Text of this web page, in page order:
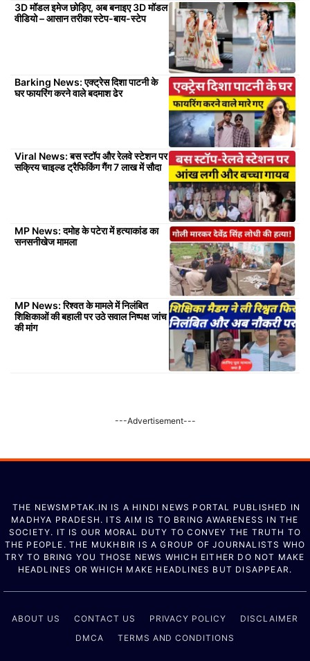
3D मॉडल इमेज छोड़िए, अब बनाइए 3D मॉडल
वीडियो – आसान तरीका स्टेप-बाय-स्टेप
Barking News: एक्ट्रेस दिशा पाटनी के
घर फायरिंग करने वाले बदमाश ढेर
Viral News: बस स्टॉप और रेलवे स्टेशन पर
सक्रिय चाइल्ड ट्रैफिकिंग गैंग 7 लाख में सौदा
MP News: दमोह के पटेरा में हत्याकांड का
सनसनीखेज मामला
MP News: रिश्वत के मामले में निलंबित
शिक्षिकाओं की बहाली पर उठे सवाल निष्पक्ष जांच
की मांग
---Advertisement---
THE NEWSMPTAK.IN IS A HINDI NEWS PORTAL PUBLISHED IN
MADHYA PRADESH. ITS AIM IS TO BRING AWARENESS IN THE
SOCIETY. IT IS OUR MORAL DUTY TO CONVEY THE TRUTH TO
THE PEOPLE. THE MUKHBIR IS A GROUP OF JOURNALISTS WHO
TRY TO BRING YOU THOSE NEWS WHICH EITHER DO NOT MAKE
HEADLINES OR WHICH MAKE HEADLINES BUT DISAPPEAR.
ABOUT US CONTACT US PRIVACY POLICY
DISCLAIMER
DMCA
TERMS AND CONDITIONS